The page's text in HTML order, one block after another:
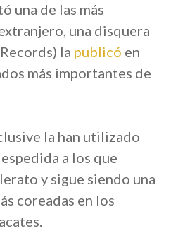
una de las más
una disquera
la publicó en
más importantes de
la han utilizado
a los que
y sigue siendo una
coreadas en los